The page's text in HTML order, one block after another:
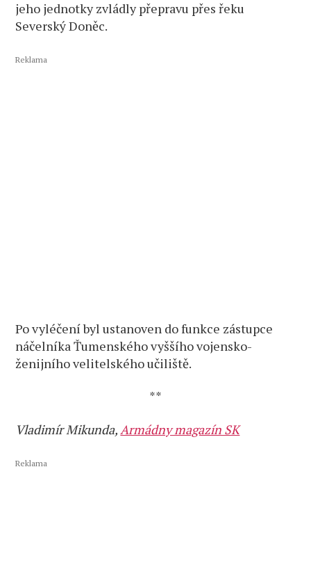
jeho jednotky zvládly přepravu přes řeku
Severský Doněc.
Reklama
Po vyléčení byl ustanoven do funkce zástupce
náčelníka Ťumenského vyššího vojensko-
ženijního velitelského učiliště.
**
Vladimír Mikunda, Armádny magazín SK
Reklama